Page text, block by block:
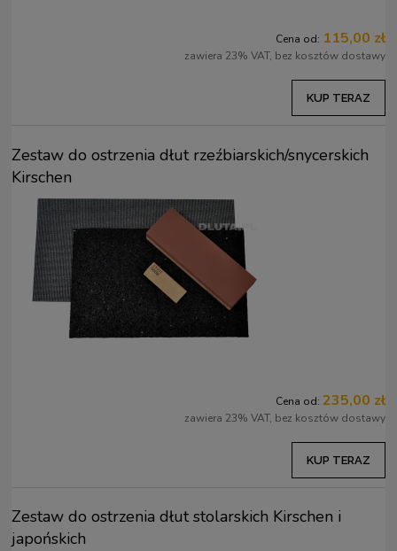
Cena od: 115,00 zł
zawiera 23% VAT, bez kosztów dostawy
KUP TERAZ
Zestaw do ostrzenia dłut rzeźbiarskich/snycerskich
Kirschen
Cena od: 235,00 zł
zawiera 23% VAT, bez kosztów dostawy
KUP TERAZ
Zestaw do ostrzenia dłut stolarskich Kirschen i
japońskich